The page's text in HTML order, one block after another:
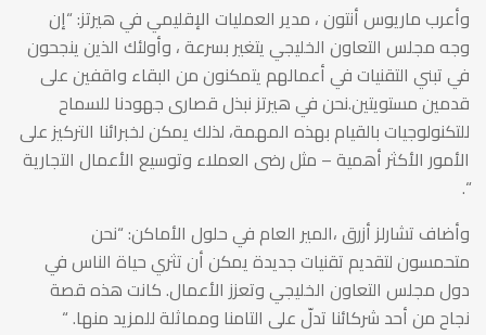
وأعرب ماريوس أنتون ، مدير العمليات الإقليمي في هيرتز: “إن
وجه مجلس التعاون الخليجي يتغير بسرعة ، وأولئك الذين ينجحون
في تبني التقنيات في أعمالهم يتمكنون من البقاء واقفين على
قدمين مستويتين.نحن في هيرتز نبذل قصارى جهودنا للسماح
للتكنولوجيات بالقيام بهذه المهمة، لذلك يمكن لخبرائنا التركيز على
الأمور الأكثر أهمية – مثل رضى العملاء وتوسيع الأعمال التجارية
“.
وأضاف تشارلز أزرق ،المير العام في حلول الأماكن: “نحن
متحمسون لتقديم تقنيات جديدة يمكن أن تثري حياة الناس في
دول مجلس التعاون الخليجي وتعزز الأعمال. كانت هذه قصة
نجاح من أحد شركائنا تدلّ على التامنا ومماثلة للمزيد منها. “